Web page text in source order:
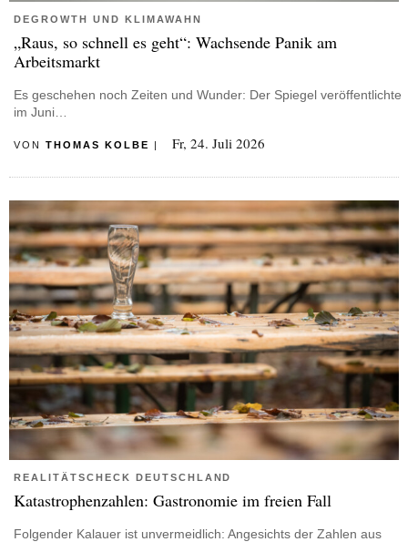
DEGROWTH UND KLIMAWAHN
„Raus, so schnell es geht“: Wachsende Panik am
Arbeitsmarkt
Es geschehen noch Zeiten und Wunder: Der Spiegel veröffentlichte
im Juni…
VON THOMAS KOLBE | Fr, 24. Juli 2026
REALITÄTSCHECK DEUTSCHLAND
Katastrophenzahlen: Gastronomie im freien Fall
Folgender Kalauer ist unvermeidlich: Angesichts der Zahlen aus